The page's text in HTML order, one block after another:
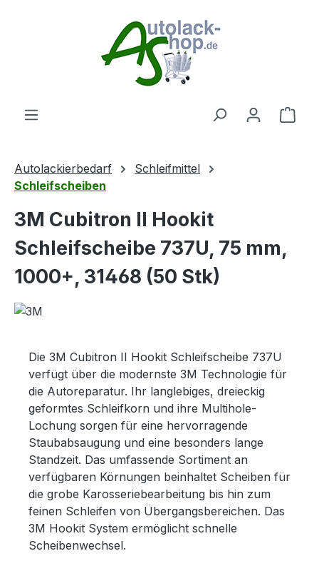
Autolackierbedarf
Schleifmittel
Schleifscheiben
3M Cubitron II Hookit
Schleifscheibe 737U, 75 mm,
1000+, 31468 (50 Stk)
Die 3M Cubitron II Hookit Schleifscheibe 737U
verfügt über die modernste 3M Technologie für
die Autoreparatur. Ihr langlebiges, dreieckig
geformtes Schleifkorn und ihre Multihole-
Lochung sorgen für eine hervorragende
Staubabsaugung und eine besonders lange
Standzeit. Das umfassende Sortiment an
verfügbaren Körnungen beinhaltet Scheiben für
die grobe Karosseriebearbeitung bis hin zum
feinen Schleifen von Übergangsbereichen. Das
3M Hookit System ermöglicht schnelle
Scheibenwechsel.